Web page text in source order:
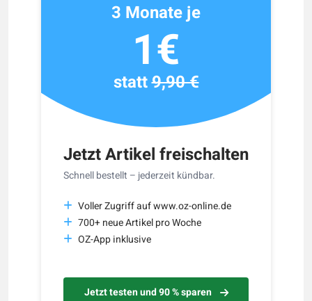
Jetzt Artikel freischalten
Schnell bestellt – jederzeit kündbar.
Voller Zugriff auf www.oz-online.de
700+ neue Artikel pro Woche
OZ-App inklusive
Jetzt testen und 90 % sparen
3 Monate je
1€
statt9,90 €